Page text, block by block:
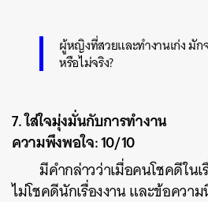
ผู้หญิงที่สวยและทำงานเก่ง มั
หรือไม่จริง?
7. ใส่ใจมุ่งมั่นกับการทำงาน
ความพึงพอใจ: 10/10
มีคำกล่าวว่าเมื่อคนโชคดีใน
ไม่โชคดีนักเรื่องงาน และข้อควา